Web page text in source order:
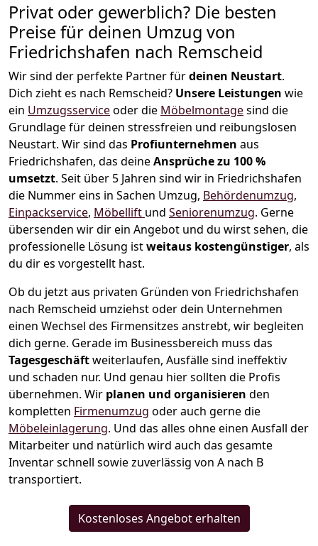
Privat oder gewerblich? Die besten
Preise für deinen Umzug von
Friedrichshafen nach Remscheid
Wir sind der perfekte Partner fürdeinen Neustart.
Dich zieht es nach Remscheid? Unsere Leistungen wie
ein Umzugsserviceoder die Möbelmontagesind die
Grundlage für deinen stressfreien und reibungslosen
Neustart. Wir sind das Profiunternehmen aus
Friedrichshafen, das deineAnsprüche zu 100 %
umsetzt. Seit über 5 Jahren sind wir in Friedrichshafen
die Nummer eins in Sachen Umzug, Behördenumzug,
Einpackservice, Möbellift und Seniorenumzug. Gerne
übersenden wir dir ein Angebot und du wirst sehen, die
professionelle Lösung istweitaus kostengünstiger, als
du dir es vorgestellt hast.
Ob du jetzt aus privaten Gründen von Friedrichshafen
nach Remscheid umziehst oder dein Unternehmen
einen Wechsel des Firmensitzes anstrebt, wir begleiten
dich gerne. Gerade im Businessbereich muss das
Tagesgeschäftweiterlaufen, Ausfälle sind ineffektiv
und schaden nur. Und genau hier sollten die Profis
übernehmen. Wir planen und organisieren den
kompletten Firmenumzug oder auch gerne die
Möbeleinlagerung. Und das alles ohne einen Ausfall der
Mitarbeiter und natürlich wird auch das gesamte
Inventar schnell sowie zuverlässig von A nach B
transportiert.
Kostenloses Angebot erhalten